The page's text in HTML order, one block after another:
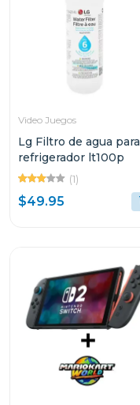
Video Juegos
Lg Filtro de agua para
refrigerador lt100p
(1)
$49.95